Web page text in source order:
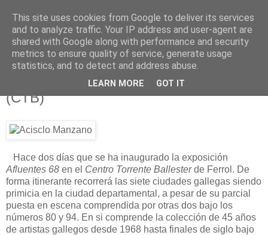
Está de pinga
10/11/12
Afluentes 68 e Ilustrísimos, Ilustrados
(CTB)
Hace dos días que se ha inaugurado la exposición
Afluentes 68 en el Centro Torrente Ballesterde Ferrol. De
forma itinerante recorrerá las siete ciudades gallegas siendo
primicia en la ciudad departamental, a pesar de su parcial
puesta en escena comprendida por otras dos bajo los
números 80 y 94. En si comprende la colección de 45 años
de artistas gallegos desde 1968 hasta finales de siglo bajo
This site uses cookies from Google to deliver its services
and to analyze traffic. Your IP address and user-agent are
shared with Google along with performance and security
metrics to ensure quality of service, generate usage
statistics, and to detect and address abuse.
LEARN MORE GOT IT